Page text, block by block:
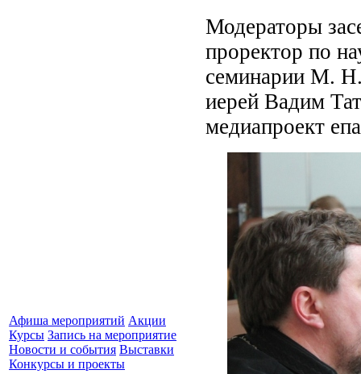
Афиша мероприятий Акции
Курсы Запись на мероприятие
Новости и события Выставки
Конкурсы и проекты
Модераторы
проректор по
семинарии М. Н.
иерей Вадим
медиапроект